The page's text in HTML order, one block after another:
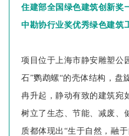
住建部全国绿色建筑创新奖
中勘协行业奖优秀绿色建筑
项目位于上海市静安雕塑公
石”鹦鹉螺“的壳体结构，盘
冉升起，静动有致的建筑宛
树立了生态、节能、减废、
质都体现出“生于自然，融